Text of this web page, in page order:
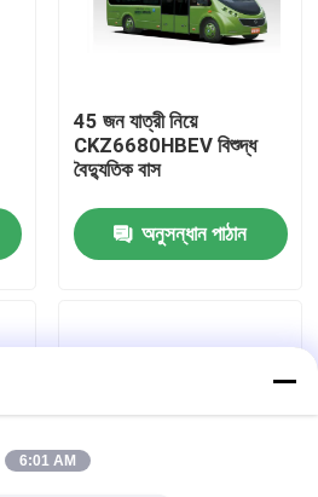
45 জন যাত্রী নিয়ে
CKZ6680HBEV বিশুদ্ধ
বৈদ্যুতিক বাস
অনুসন্ধান পাঠান
6:01 AM